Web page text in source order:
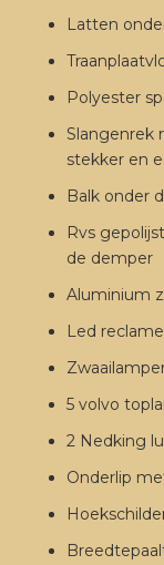
Latten
Polyester
Slangenrek
stekker en
Balk onder
Rvs
de demper
Aluminium
Led
5 volvo
2 Nedking
Onderlip